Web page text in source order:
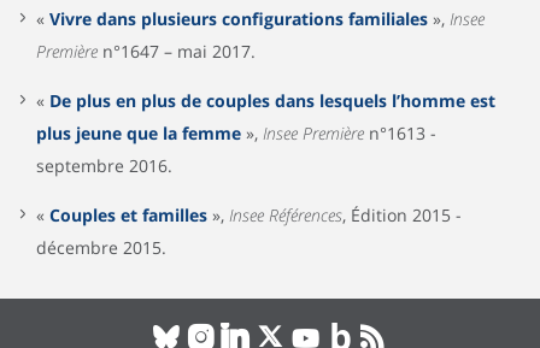
« Vivre dans plusieurs configurations familiales », Insee
Première n°1647 – mai 2017.
« De plus en plus de couples dans lesquels l’homme est
plus jeune que la femme », Insee Première n°1613 -
septembre 2016.
« Couples et familles », Insee Références, Édition 2015 -
décembre 2015.